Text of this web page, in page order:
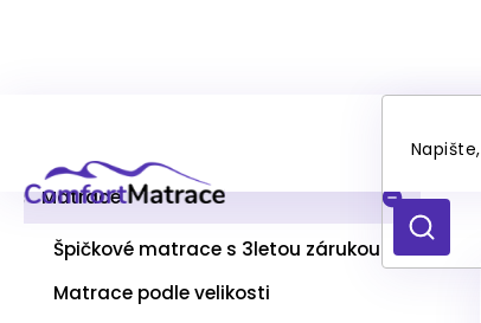
HLEDAT
t
r
kategorie
Matrace
Špičkové matrace s 3letou zárukou
Matrace podle velikosti